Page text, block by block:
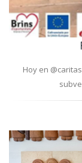
Hoy en